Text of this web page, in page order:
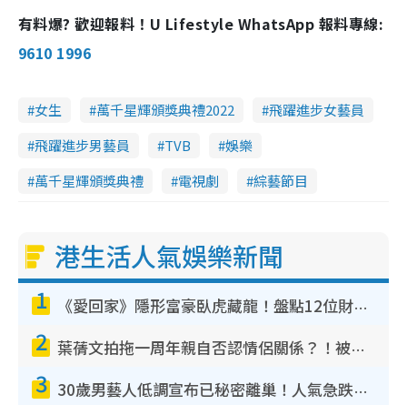
有料爆? 歡迎報料！U Lifestyle WhatsApp 報料專線:
9610 1996
女生 萬千星輝頒獎典禮2022
飛躍進步女藝員
飛躍進步男藝員
TVB
娛樂
萬千星輝頒獎典禮
電視劇 綜藝節目
港生活人氣娛樂新聞
1 《愛回家》隱形富豪臥虎藏龍！盤點12位財氣逼人的有錢藝人：呢位靚女3億身家唔憂做
2 葉蒨文拍拖一周年親自否認情侶關係？！被質疑感情造假竟稱GM「普通同事」
3 30歲男藝人低調宣布已秘密離巢！人氣急跌變失蹤人口︰「這幾年過得並不容易」